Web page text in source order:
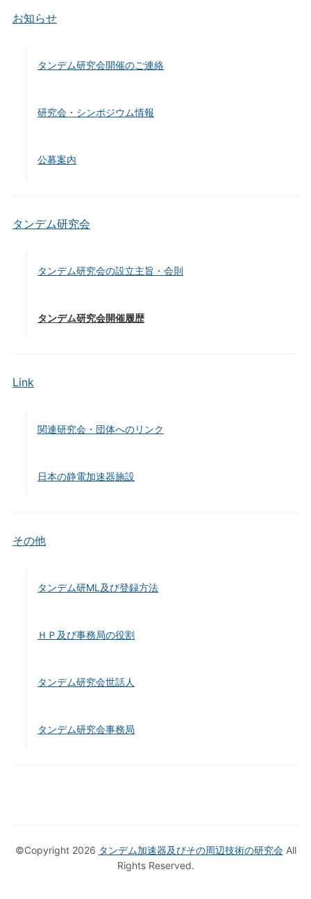
お知らせ
タンデム研究会開催のご連絡
研究会・シンポジウム情報
公募案内
タンデム研究会
タンデム研究会の設立主旨・会則
タンデム研究会開催履歴
Link
関連研究会・団体へのリンク
日本の静電加速器施設
その他
タンデム研ML及び登録方法
ＨＰ及び事務局の役割
タンデム研究会世話人
タンデム研究会事務局
©Copyright 2026 タンデム加速器及びその周辺技術の研究会All
Rights Reserved.